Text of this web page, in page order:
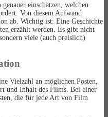
einschätzen, welchen
Von diesem Aufwand
ab. Wichtig ist: Eine Geschichte
erzählt werden. Es gibt nicht
viele (auch preislich)
Vielzahl an möglichen Posten,
und Inhalt des Films. Bei einer
die für jede Art von Film